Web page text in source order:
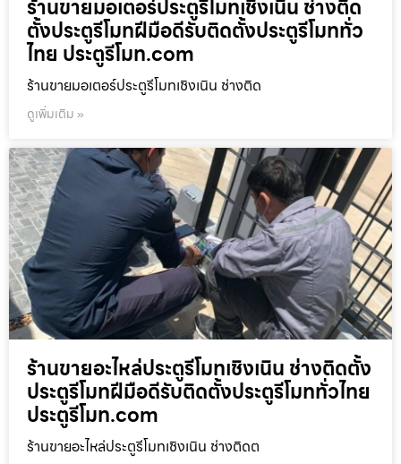
ร้านขายมอเตอร์ประตูรีโมทเชิงเนิน ช่างติด
ตั้งประตูรีโมทฝีมือดีรับติดตั้งประตูรีโมททั่ว
ไทย ประตูรีโมท.com
ร้านขายมอเตอร์ประตูรีโมทเชิงเนิน ช่างติด
ดูเพิ่มเติม »
ร้านขายอะไหล่ประตูรีโมทเชิงเนิน ช่างติดตั้ง
ประตูรีโมทฝีมือดีรับติดตั้งประตูรีโมททั่วไทย
ประตูรีโมท.com
ร้านขายอะไหล่ประตูรีโมทเชิงเนิน ช่างติดต